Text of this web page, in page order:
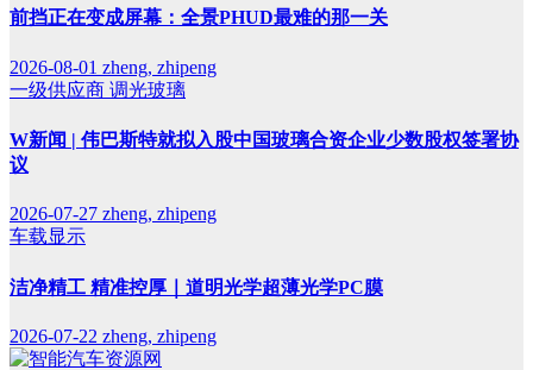
前挡正在变成屏幕：全景PHUD最难的那一关
2026-08-01 zheng, zhipeng
一级供应商 调光玻璃
W新闻 | 伟巴斯特就拟入股中国玻璃合资企业少数股权签署协
议
2026-07-27 zheng, zhipeng
车载显示
洁净精工 精准控厚｜道明光学超薄光学PC膜
2026-07-22 zheng, zhipeng